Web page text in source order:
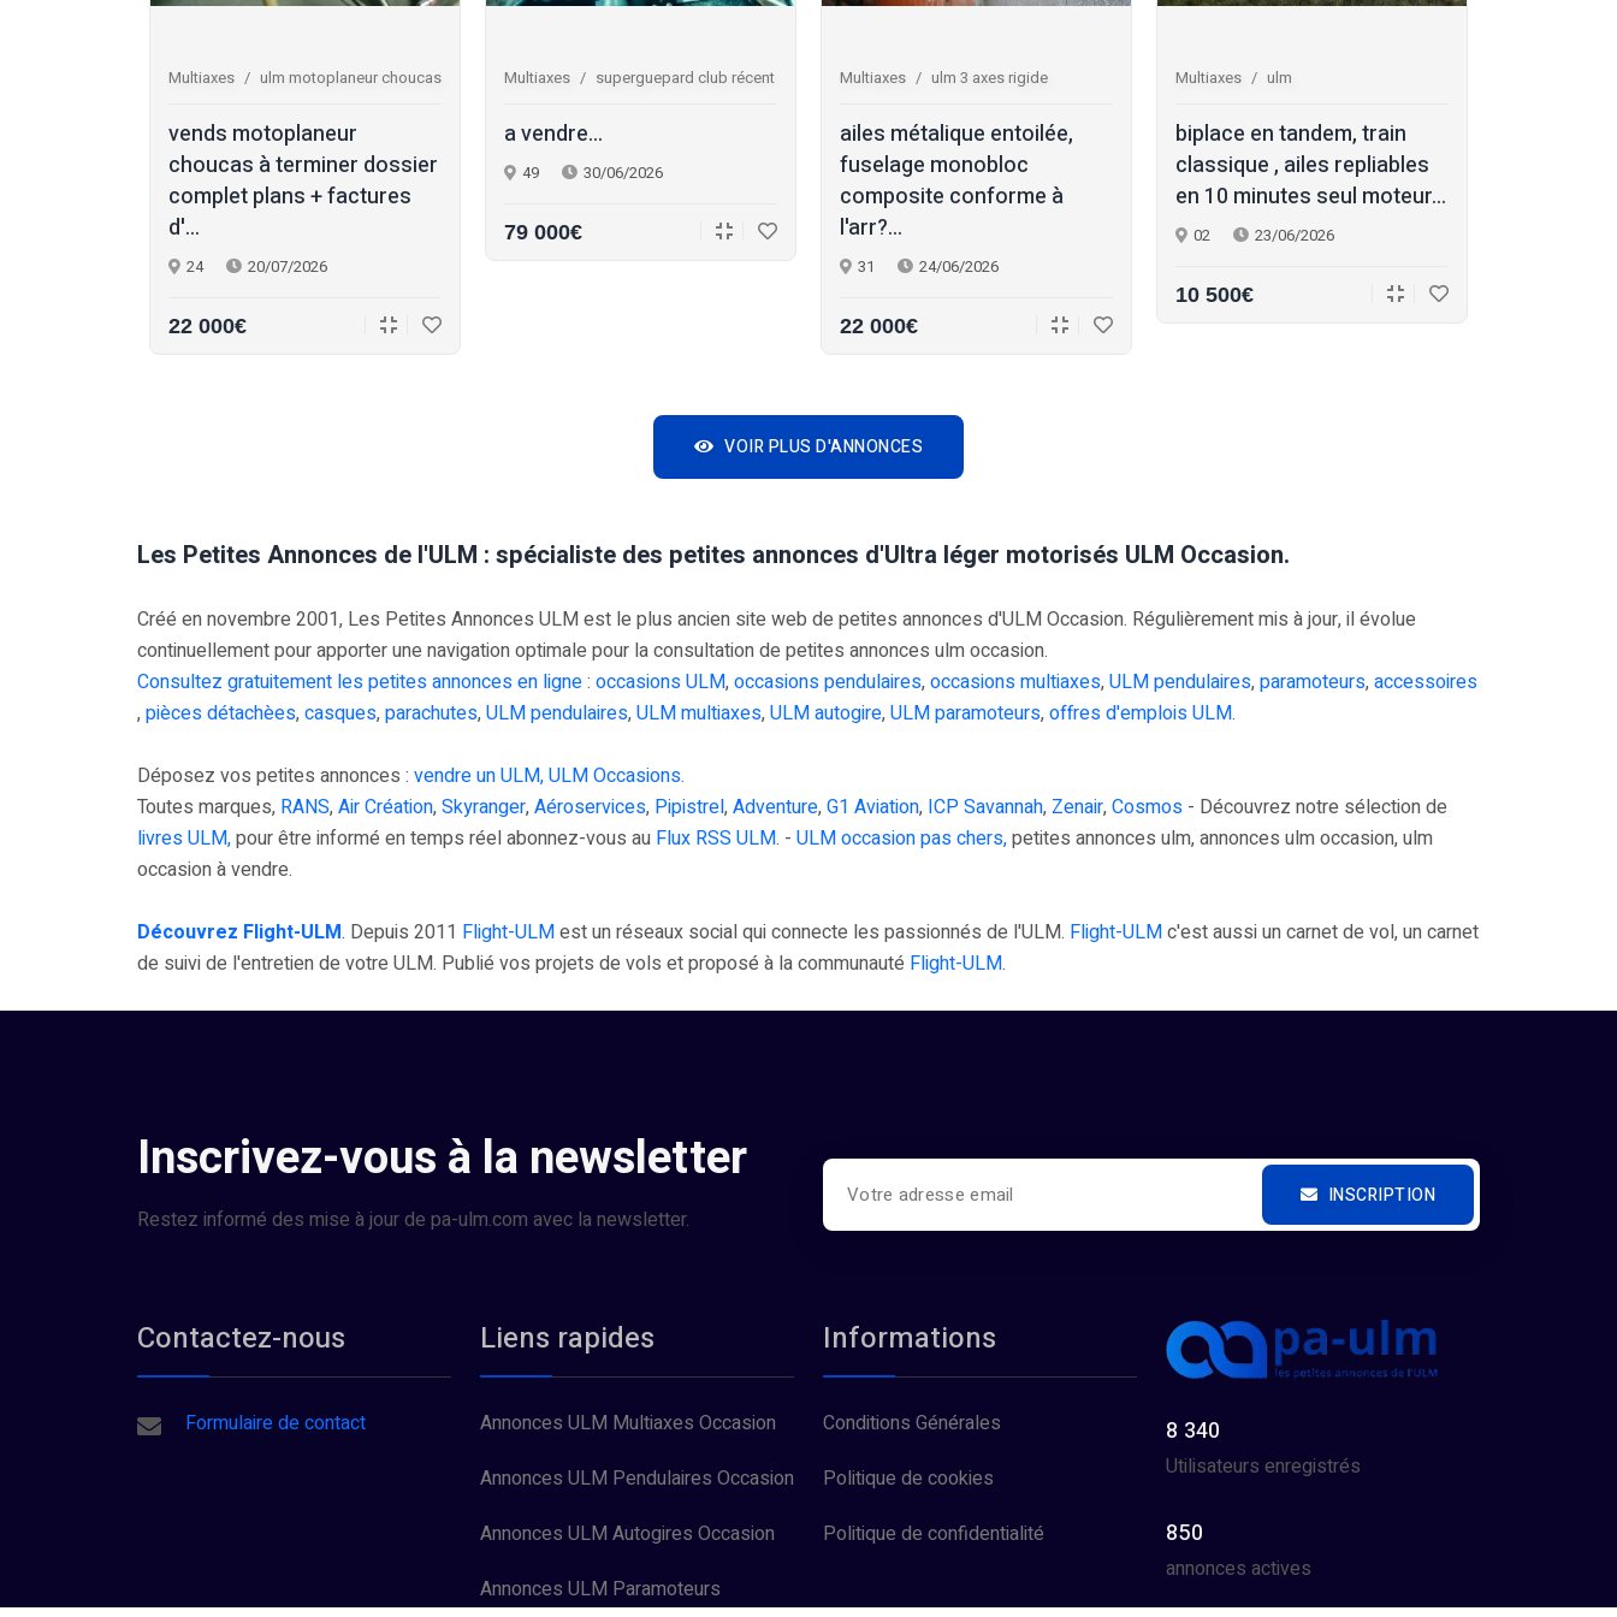
Multiaxes ulm motoplaneur choucas
vends motoplaneur
choucas à terminer dossier
complet plans + factures
d'...
24 20/07/2026
22 000€
Multiaxes superguepard club récent
a vendre...
49 30/06/2026
79 000€
Multiaxes ulm 3 axes rigide
ailes métalique entoilée,
fuselage monobloc
composite conforme à
l'arr?...
31 24/06/2026
22 000€
Multiaxes ulm
biplace en tandem, train
classique , ailes repliables
en 10 minutes seul moteur...
02 23/06/2026
10 500€
VOIR PLUS D'ANNONCES
Les Petites Annonces de l'ULM : spécialiste des petites annonces d'Ultra léger motorisés ULM Occasion.
Créé en novembre 2001, Les Petites Annonces ULM est le plus ancien site web de petites annonces d'ULM Occasion. Régulièrement mis à jour, il évolue
continuellement pour apporter une navigation optimale pour la consultation de petites annonces ulm occasion.
Consultez gratuitement les petites annonces en ligne: occasions ULM,occasions pendulaires,occasions multiaxes,ULM pendulaires,paramoteurs,accessoires
,pièces détachèes,casques,parachutes,ULM pendulaires,ULM multiaxes,ULM autogire,ULM paramoteurs,offres d'emplois ULM.
Déposez vos petites annonces : vendre un ULM, ULM Occasions.
Toutes marques, RANS,Air Création,Skyranger,Aéroservices, Pipistrel,Adventure,G1 Aviation, ICP Savannah, Zenair,Cosmos - Découvrez notre sélection de
livres ULM,pour être informé en temps réel abonnez-vous au Flux RSS ULM. - ULM occasion pas chers,petites annonces ulm, annonces ulm occasion, ulm
occasion à vendre.
Découvrez Flight-ULM. Depuis 2011 Flight-ULMest un réseaux social qui connecte les passionnés de l'ULM. Flight-ULMc'est aussi un carnet de vol, un carnet
de suivi de l'entretien de votre ULM. Publié vos projets de vols et proposé à la communauté Flight-ULM.
Inscrivez-vous à la newsletter
Restez informé des mise à jour de pa-ulm.com avec la newsletter.
INSCRIPTION
Contactez-nous
Formulaire de contact
Liens rapides
Annonces ULM Multiaxes Occasion
Annonces ULM Pendulaires Occasion
Annonces ULM Autogires Occasion
Annonces ULM Paramoteurs
Informations
Conditions Générales
Politique de cookies
Politique de confidentialité
8 340
Utilisateurs enregistrés
850
annonces actives